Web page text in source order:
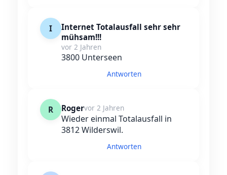
I
Internet Totalausfall sehr sehr
mühsam!!!
vor 2 Jahren
3800 Unterseen
Antworten
R Rogervor 2 Jahren
Wieder einmal Totalausfall in
3812 Wilderswil.
Antworten